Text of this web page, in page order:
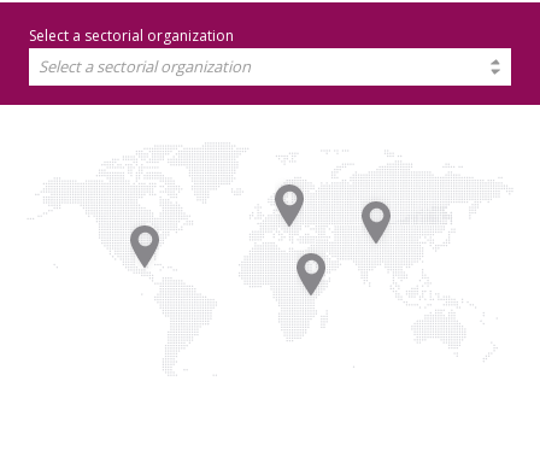
Select a sectorial organization
Select a sectorial organization